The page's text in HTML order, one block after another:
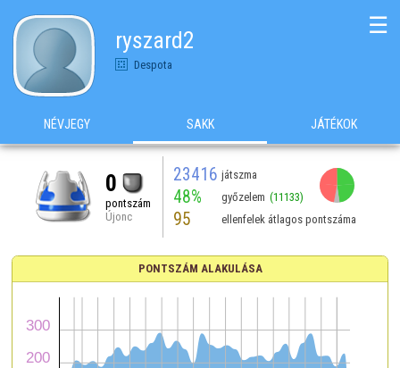
ryszard2
Despota
☰
NÉVJEGY SAKK JÁTÉKOK
0
pontszám
Újonc
23416 játszma
48% győzelem (11133)
95 ellenfelek átlagos pontszáma
PONTSZÁM ALAKULÁSA